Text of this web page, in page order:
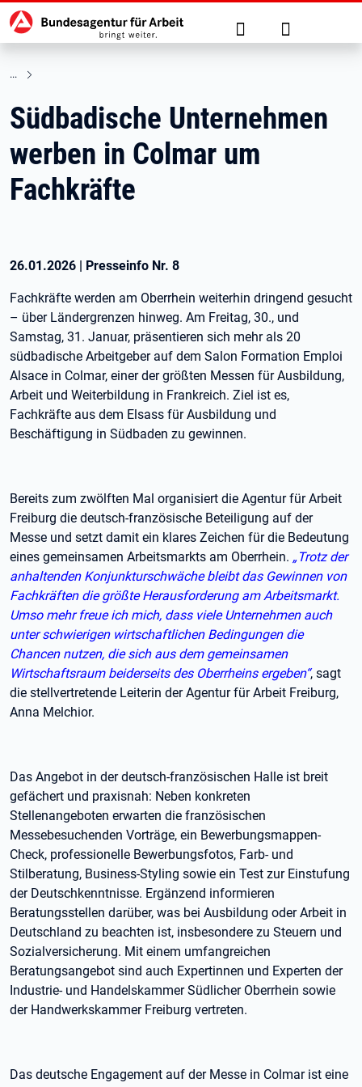
zu den Hauptinhalten springen
Hauptnavigation Suche Anmelden
Südbadische Unternehmen
werben in Colmar um
Fachkräfte
26.01.2026 | Presseinfo Nr. 8
Fachkräfte werden am Oberrhein weiterhin dringend gesucht
– über Ländergrenzen hinweg. Am Freitag, 30., und
Samstag, 31. Januar, präsentieren sich mehr als 20
südbadische Arbeitgeber auf dem Salon Formation Emploi
Alsace in Colmar, einer der größten Messen für Ausbildung,
Arbeit und Weiterbildung in Frankreich. Ziel ist es,
Fachkräfte aus dem Elsass für Ausbildung und
Beschäftigung in Südbaden zu gewinnen.
Bereits zum zwölften Mal organisiert die Agentur für Arbeit
Freiburg die deutsch-französische Beteiligung auf der
Messe und setzt damit ein klares Zeichen für die Bedeutung
eines gemeinsamen Arbeitsmarkts am Oberrhein. „Trotz der
anhaltenden Konjunkturschwäche bleibt das Gewinnen von
Fachkräften die größte Herausforderung am Arbeitsmarkt.
Umso mehr freue ich mich, dass viele Unternehmen auch
unter schwierigen wirtschaftlichen Bedingungen die
Chancen nutzen, die sich aus dem gemeinsamen
Wirtschaftsraum beiderseits des Oberrheins ergeben“, sagt
die stellvertretende Leiterin der Agentur für Arbeit Freiburg,
Anna Melchior.
Das Angebot in der deutsch-französischen Halle ist breit
gefächert und praxisnah: Neben konkreten
Stellenangeboten erwarten die französischen
Messebesuchenden Vorträge, ein Bewerbungsmappen-
Check, professionelle Bewerbungsfotos, Farb- und
Stilberatung, Business-Styling sowie ein Test zur Einstufung
der Deutschkenntnisse. Ergänzend informieren
Beratungsstellen darüber, was bei Ausbildung oder Arbeit in
Deutschland zu beachten ist, insbesondere zu Steuern und
Sozialversicherung. Mit einem umfangreichen
Beratungsangebot sind auch Expertinnen und Experten der
Industrie- und Handelskammer Südlicher Oberrhein sowie
der Handwerkskammer Freiburg vertreten.
Das deutsche Engagement auf der Messe in Colmar ist eine